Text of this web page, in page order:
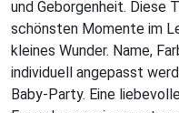
und Geborgenheit. Diese
schönsten Momente im
kleines Wunder. Name,
individuell angepasst
Baby-Party. Eine